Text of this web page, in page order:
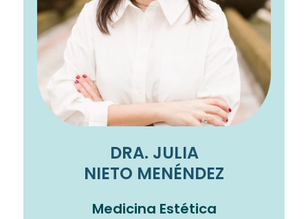
DRA. JULIA
NIETO MENÉNDEZ
Medicina Estética